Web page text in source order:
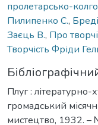
пролетарсько-
Пилипенко С.,
Заєць В., Про
Творчість Фріди
Плуг :
громадський
мистецтво, 1932. –